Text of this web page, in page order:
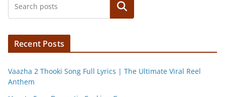
Search
Recent Posts
Vaazha 2 Thooki Song Full Lyrics | The Ultimate Viral Reel
Anthem